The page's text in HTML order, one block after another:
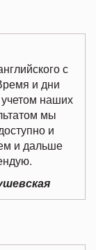
с
и дни
наших
мы
и
и дальше